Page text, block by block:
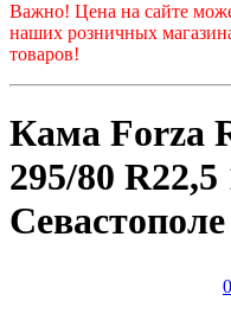
Важно! Цена на сайте
наших розничных
товаров!
Кама Forza
295/80